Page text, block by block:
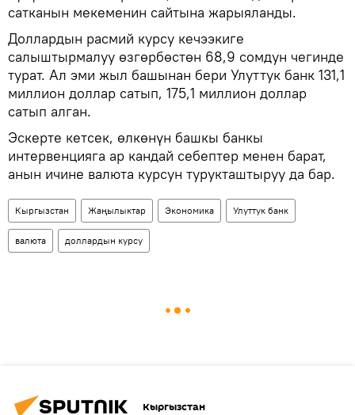
сатканын мекеменин сайтына жарыяланды.
Доллардын расмий курсу кечээкиге
салыштырмалуу өзгөрбөстөн 68,9 сомдун чегинде
турат. Ал эми жыл башынан бери Улуттук банк 131,1
миллион доллар сатып, 175,1 миллион доллар
сатып алган.
Эскерте кетсек, өлкөнүн башкы банкы
интервенцияга ар кандай себептер менен барат,
анын ичине валюта курсун турукташтыруу да бар.
Кыргызстан Жаңылыктар Экономика Улуттук банк
валюта доллардын курсу
Кыргызстан